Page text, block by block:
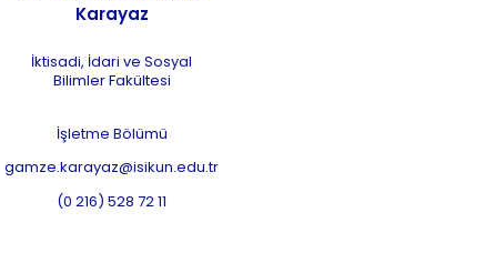
Karayaz
İktisadi, İdari ve Sosyal
Bilimler Fakültesi
İşletme Bölümü
gamze.karayaz@isikun.edu.tr
(0 216) 528 72 11